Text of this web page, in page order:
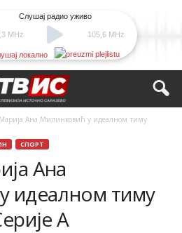
MHz
Слушај радио уживо
105,6 MHz
локално
Ана Милинковић у идеалном тиму
СПОРТ
Ана
идеалном тиму
А